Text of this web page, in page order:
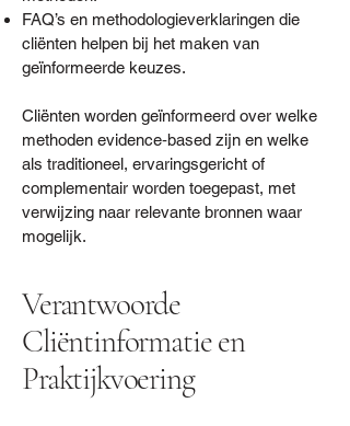
FAQ’s en methodologieverklaringen die
cliënten helpen bij het maken van
geïnformeerde keuzes.
Cliënten worden geïnformeerd over welke
methoden evidence‑based zijn en welke
als traditioneel, ervaringsgericht of
complementair worden toegepast, met
verwijzing naar relevante bronnen waar
mogelijk.
Verantwoorde
Cliëntinformatie en
Praktijkvoering